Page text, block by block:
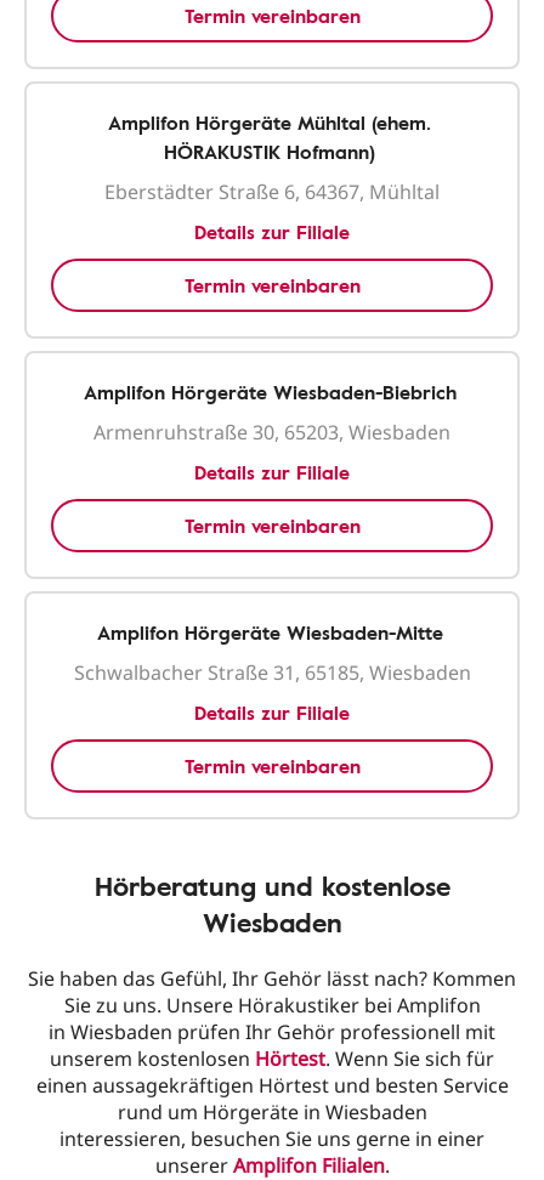
Termin vereinbaren
Amplifon Hörgeräte Mühltal (ehem.
HÖRAKUSTIK Hofmann)
Eberstädter Straße 6, 64367, Mühltal
Details zur Filiale
Termin vereinbaren
Amplifon Hörgeräte Wiesbaden-Biebrich
Armenruhstraße 30, 65203, Wiesbaden
Details zur Filiale
Termin vereinbaren
Amplifon Hörgeräte Wiesbaden-Mitte
Schwalbacher Straße 31, 65185, Wiesbaden
Details zur Filiale
Termin vereinbaren
Hörberatung und kostenlose
Wiesbaden
Sie haben das Gefühl, Ihr Gehör lässt nach? Kommen
Sie zu uns. Unsere Hörakustiker bei Amplifon
in Wiesbaden prüfen Ihr Gehör professionell mit
unserem kostenlosen Hörtest. Wenn Sie sich für
einen aussagekräftigen Hörtest und besten Service
rund um Hörgeräte in Wiesbaden
interessieren, besuchen Sie uns gerne in einer
unsererAmplifon Filialen.